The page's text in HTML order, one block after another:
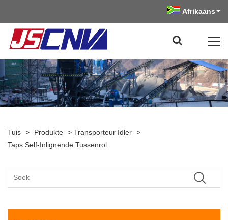
Afrikaans
Tuis > Produkte > Transporteur Idler >
Taps Self-Inlignende Tussenrol